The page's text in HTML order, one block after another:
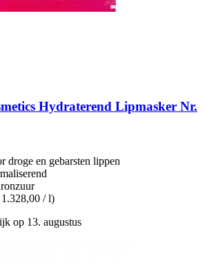
Hydraterend Lipmasker Nr.
droge en gebarsten lippen
/ l)
op 13. augustus